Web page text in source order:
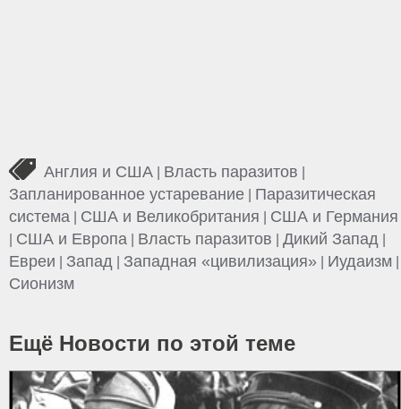
Англия и США Власть паразитов
Запланированное устаревание
Паразитическая
система
США и Великобритания США и Германия
США и Европа Власть паразитов Дикий Запад
Евреи Запад Западная «цивилизация» Иудаизм
Сионизм
Ещё Новости по этой теме